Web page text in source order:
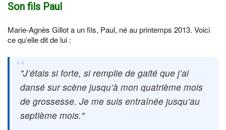
Son fils Paul
Marie-Agnès Gillot a un fils, Paul, né au printemps 2013. Voici
ce qu’elle dit de lui :
J’étais si forte, si remplie de gaité que j’ai
dansé sur scène jusqu’à mon quatrième mois
de grossesse. Je me suis entraînée jusqu’au
septième mois.